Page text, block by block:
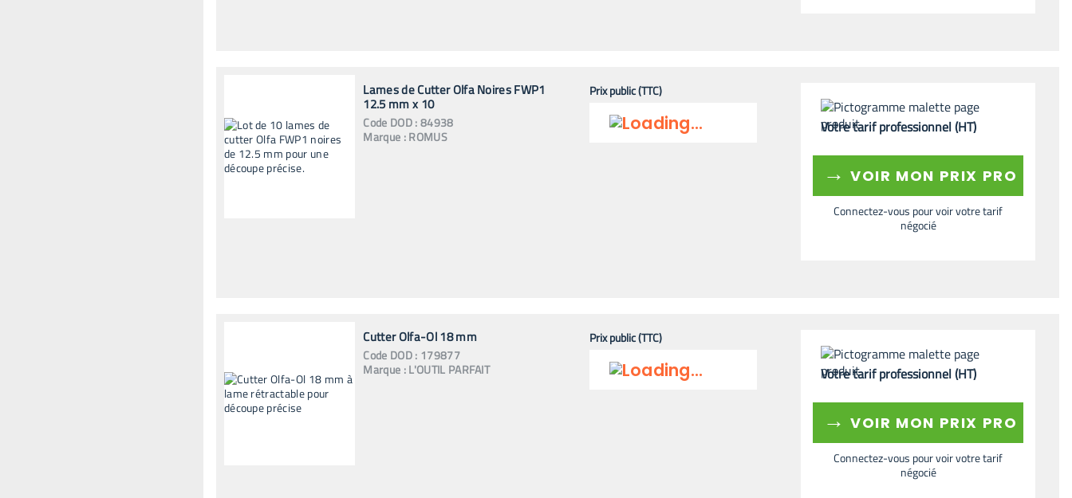
Lames de Cutter Olfa Noires FWP1
12.5 mm x 10
Code DOD:84938
Marque :ROMUS
Prix public (TTC)
Votre tarif professionnel (HT)
→ VOIR MON PRIX PRO
Connectez-vous pour voir votre tarif
négocié
Cutter Olfa-Ol 18 mm
Code DOD: 179877
Marque :L'OUTIL PARFAIT
Prix public (TTC)
Votre tarif professionnel (HT)
→ VOIR MON PRIX PRO
Connectez-vous pour voir votre tarif
négocié